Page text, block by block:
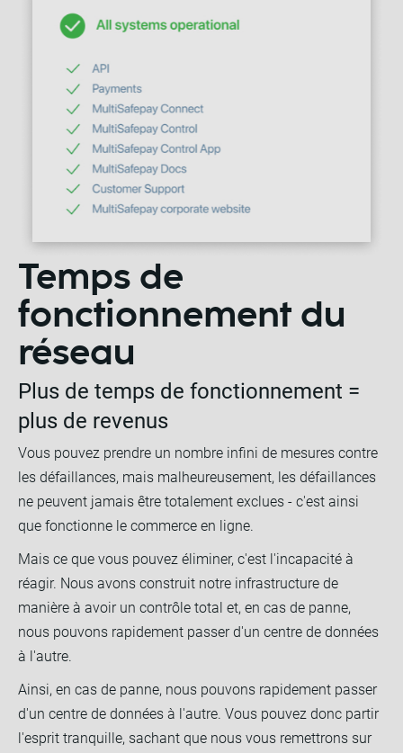
Temps de
fonctionnement du
réseau
Plus de temps de fonctionnement =
plus de revenus
Vous pouvez prendre un nombre infini de mesures contre
les défaillances, mais malheureusement, les défaillances
ne peuvent jamais être totalement exclues - c'est ainsi
que fonctionne le commerce en ligne.
Mais ce que vous pouvez éliminer, c'est l'incapacité à
réagir. Nous avons construit notre infrastructure de
manière à avoir un contrôle total et, en cas de panne,
nous pouvons rapidement passer d'un centre de données
à l'autre.
Ainsi, en cas de panne, nous pouvons rapidement passer
d'un centre de données à l'autre. Vous pouvez donc partir
l'esprit tranquille, sachant que nous vous remettrons sur